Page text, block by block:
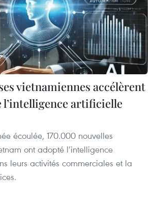
vietnamiennes accélèrent
l’intelligence artificielle
écoulée, 170.000 nouvelles
ont adopté l’intelligence
leurs activités commerciales et la